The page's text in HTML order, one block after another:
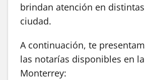
brindan atención en
ciudad.
A continuación, te
las notarías disponibles en
Monterrey: